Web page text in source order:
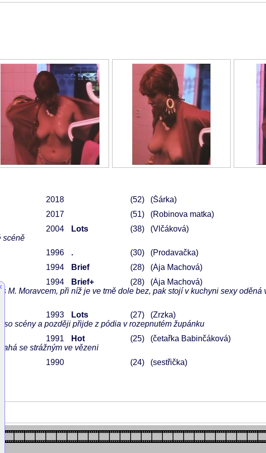
2018 52
(Šárka)
2017 51
(Robinova matka)
2004 Lots 38
(Vlčáková)
scéně
1996 . 30
(Prodavačka)
1994 Brief 28
(Ája Machová)
1994 Brief+ 28
(Ája Machová)
M. Moravcem, při níž je ve tmě dole bez, pak stojí v kuchyni sexy oděná
1993 Lots 27
(Zrzka)
scény a později přijde z pódia v rozepnutém župánku
1991 Hot 25
(četařka Babinčáková)
se strážným ve vězení
1990 24 (sestřička)